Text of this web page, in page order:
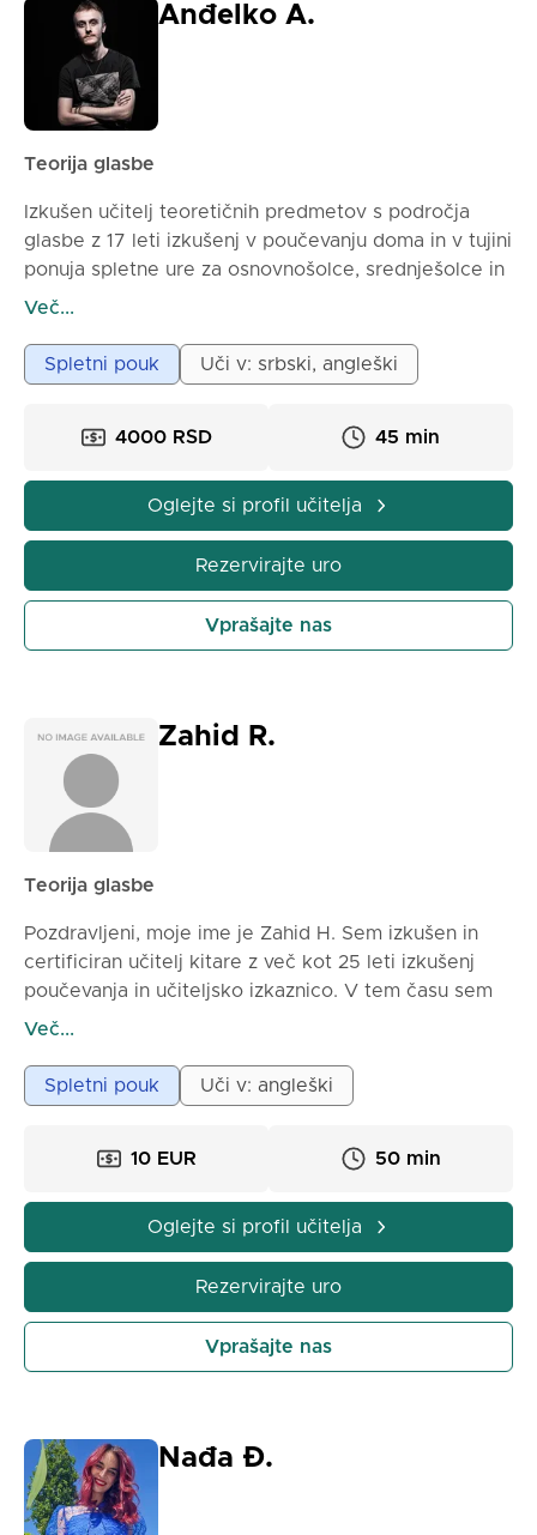
Anđelko A.
Teorija glasbe
Izkušen učitelj teoretičnih predmetov s področja
glasbe z 17 leti izkušenj v poučevanju doma in v tujini
ponuja spletne ure za osnovnošolce, srednješolce in
odrasle. Glasbeni pedagog in multiinstrumentalist, ki
Akademiji za glasbo. Razvijte svoj sluh, naučite se
glasbene teorije hitro in enostavno z našim
da začnete svoje glasbeno potovanje.
Več...
Spletni pouk Uči v: srbski, angleški
4000 RSD 45 min
Oglejte si profil učitelja
Rezervirajte uro
Vprašajte nas
Zahid R.
Teorija glasbe
Pozdravljeni, moje ime je Zahid H. Sem izkušen in
certificiran učitelj kitare z več kot 25 leti izkušenj
poučevanja in učiteljsko izkaznico. V tem času sem
nastopal na živih koncertih na različnih lokacijah,
žanre. Imam 25 let izkušenj s poučevanjem.
Certificiran sem tudi pri Alliance Francais. Tam sem
številne koncerte. Moje druge delovne izkušnje
Več...
Spletni pouk Uči v: angleški
10 EUR 50 min
Oglejte si profil učitelja
Rezervirajte uro
Vprašajte nas
Nađa Đ.